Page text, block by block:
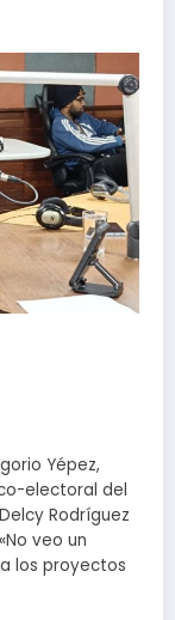
Yépez,
electoral del
Rodríguez
veo un
los proyectos